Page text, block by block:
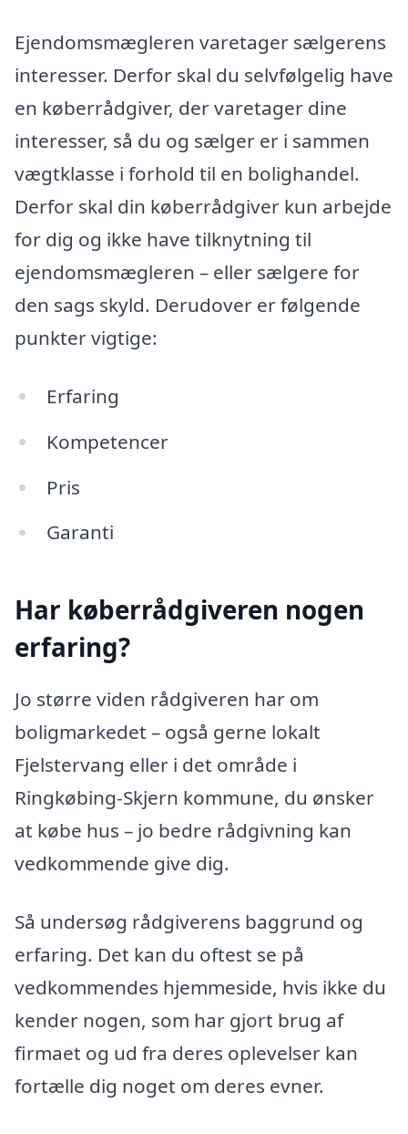
Ejendomsmægleren varetager sælgerens
interesser. Derfor skal du selvfølgelig have
en køberrådgiver, der varetager dine
interesser, så du og sælger er i sammen
vægtklasse i forhold til en bolighandel.
Derfor skal din køberrådgiver kun arbejde
for dig og ikke have tilknytning til
ejendomsmægleren – eller sælgere for
den sags skyld. Derudover er følgende
punkter vigtige:
Erfaring
Kompetencer
Pris
Garanti
Har køberrådgiveren nogen
erfaring?
Jo større viden rådgiveren har om
boligmarkedet – også gerne lokalt
Fjelstervang eller i det område i
Ringkøbing-Skjern kommune, du ønsker
at købe hus – jo bedre rådgivning kan
vedkommende give dig.
Så undersøg rådgiverens baggrund og
erfaring. Det kan du oftest se på
vedkommendes hjemmeside, hvis ikke du
kender nogen, som har gjort brug af
firmaet og ud fra deres oplevelser kan
fortælle dig noget om deres evner.